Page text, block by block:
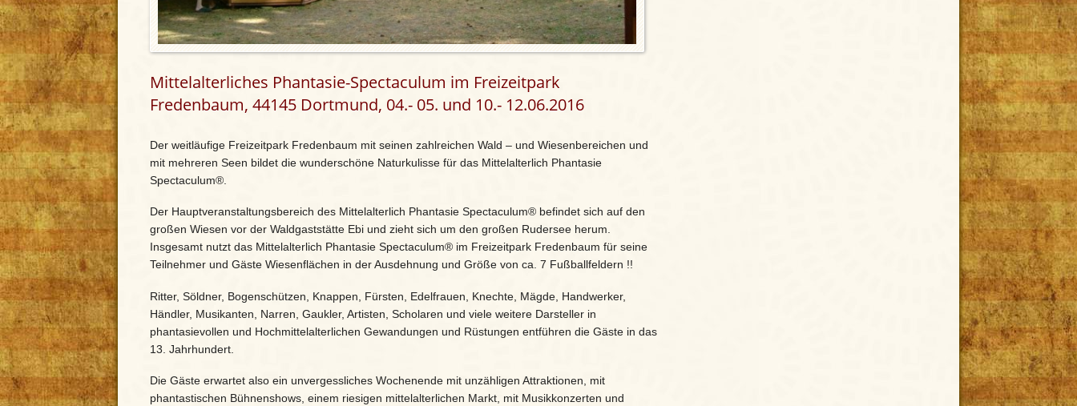
Mittelalterliches Phantasie-Spectaculum im Freizeitpark
Fredenbaum, 44145 Dortmund, 04.- 05. und 10.- 12.06.2016
Der weitläufige Freizeitpark Fredenbaum mit seinen zahlreichen Wald – und Wiesenbereichen und
mit mehreren Seen bildet die wunderschöne Naturkulisse für das Mittelalterlich Phantasie
Spectaculum®.
Der Hauptveranstaltungsbereich des Mittelalterlich Phantasie Spectaculum® befindet sich auf den
großen Wiesen vor der Waldgaststätte Ebi und zieht sich um den großen Rudersee herum.
Insgesamt nutzt das Mittelalterlich Phantasie Spectaculum® im Freizeitpark Fredenbaum für seine
Teilnehmer und Gäste Wiesenflächen in der Ausdehnung und Größe von ca. 7 Fußballfeldern !!
Ritter, Söldner, Bogenschützen, Knappen, Fürsten, Edelfrauen, Knechte, Mägde, Handwerker,
Händler, Musikanten, Narren, Gaukler, Artisten, Scholaren und viele weitere Darsteller in
phantasievollen und Hochmittelalterlichen Gewandungen und Rüstungen entführen die Gäste in das
13. Jahrhundert.
Die Gäste erwartet also ein unvergessliches Wochenende mit unzähligen Attraktionen, mit
phantastischen Bühnenshows, einem riesigen mittelalterlichen Markt, mit Musikkonzerten und